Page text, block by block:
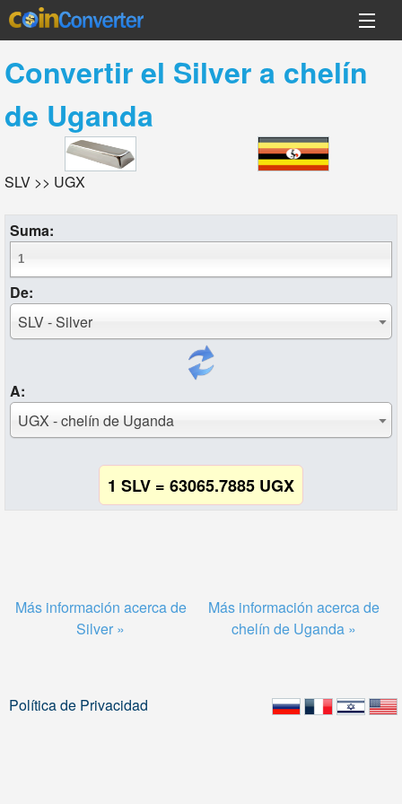
Convertir el Silvera chelín
de Uganda
SLV >> UGX
Suma:
De:
SLV - Silver
A:
UGX - chelín de Uganda
1 SLV = 63065.7885 UGX
Más información acerca de
Silver »
Más información acerca de
chelín de Uganda »
Política de Privacidad